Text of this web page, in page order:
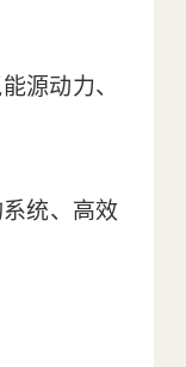
源动力、
统、高效